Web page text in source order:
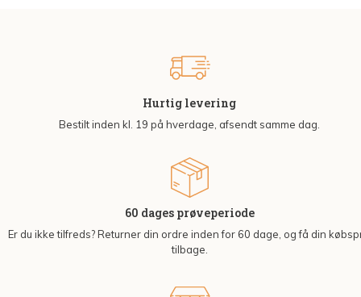
Hurtig levering
Bestilt inden kl. 19 på hverdage, afsendt samme dag.
60 dages prøveperiode
Er du ikke tilfreds? Returner din ordre inden for 60 dage, og få din
tilbage.